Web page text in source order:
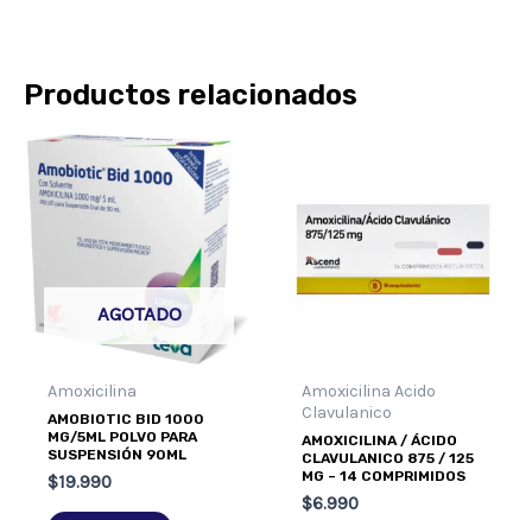
Productos relacionados
AGOTADO
Amoxicilina
AMOBIOTIC BID 1000
MG/5ML POLVO PARA
SUSPENSIÓN 90ML
$19.990
Amoxicilina Acido
Clavulanico
AMOXICILINA / ÁCIDO
CLAVULANICO 875 / 125
MG – 14 COMPRIMIDOS
$6.990